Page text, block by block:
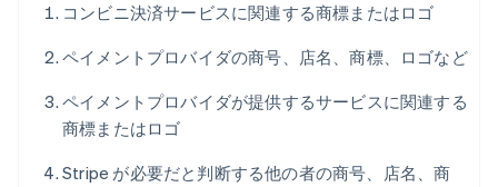
コンビニ決済サービスに関連する商標またはロゴ
ペイメントプロバイダの商号、店名、商標、ロゴなど
ペイメントプロバイダが提供するサービスに関連する
商標またはロゴ
Stripe が必要だと判断する他の者の商号、店名、商